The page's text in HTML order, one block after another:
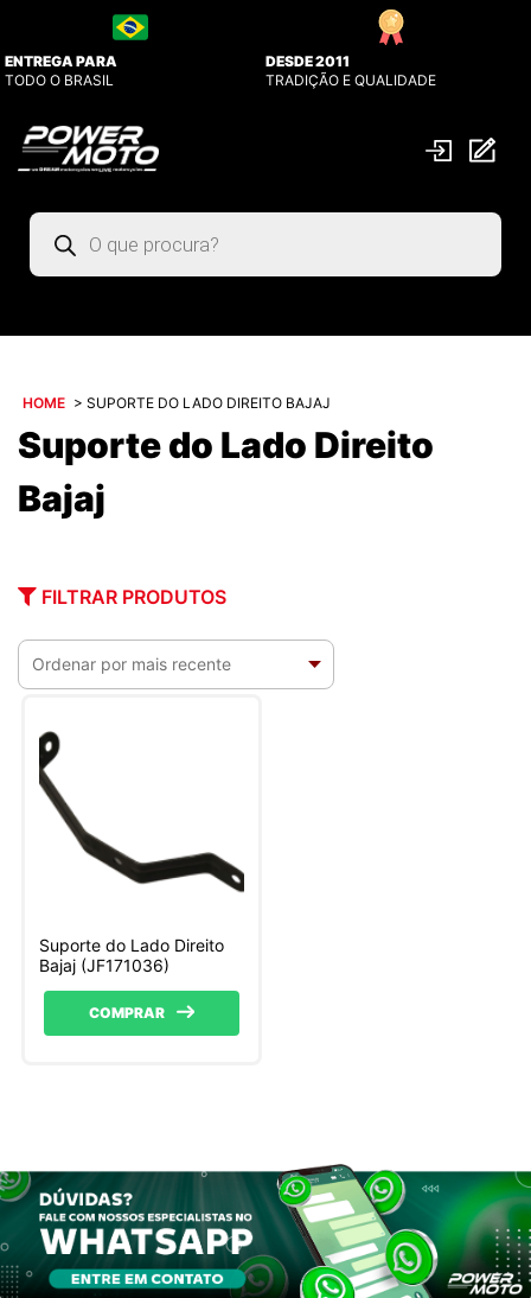
ENTREGA PARA
TODO O BRASIL
DESDE 2011
TRADIÇÃO E QUALIDADE
Pesquisar
produtos
HOME > SUPORTE DO LADO DIREITO BAJAJ
Suporte do Lado Direito
Bajaj
FILTRAR PRODUTOS
Suporte do Lado Direito
Bajaj (JF171036)
COMPRAR